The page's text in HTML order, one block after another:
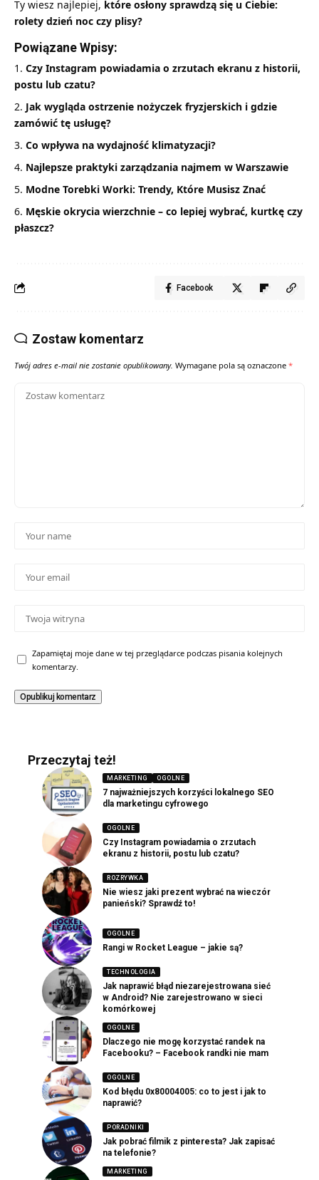
Ty wiesz najlepiej, które osłony sprawdzą się u Ciebie:
rolety dzień noc czy plisy?
Powiązane Wpisy:
Czy Instagram powiadamia o zrzutach ekranu z historii,
postu lub czatu?
Jak wygląda ostrzenie nożyczek fryzjerskich i gdzie
zamówić tę usługę?
Co wpływa na wydajność klimatyzacji?
Najlepsze praktyki zarządzania najmem w Warszawie
Modne Torebki Worki: Trendy, Które Musisz Znać
Męskie okrycia wierzchnie – co lepiej wybrać, kurtkę czy
płaszcz?
Facebook
Zostaw komentarz
Twój adres e-mail nie zostanie opublikowany. Wymagane pola są oznaczone *
Zapamiętaj moje dane w tej przeglądarce podczas pisania kolejnych
komentarzy.
Przeczytaj też!
MARKETING OGOLNE
7 najważniejszych korzyści lokalnego SEO
dla marketingu cyfrowego
OGOLNE
Czy Instagram powiadamia o zrzutach
ekranu z historii, postu lub czatu?
ROZRYWKA
Nie wiesz jaki prezent wybrać na wieczór
panieński? Sprawdź to!
OGOLNE
Rangi w Rocket League – jakie są?
TECHNOLOGIA
Jak naprawić błąd niezarejestrowana sieć
w Android? Nie zarejestrowano w sieci
komórkowej
OGOLNE
Dlaczego nie mogę korzystać randek na
Facebooku? – Facebook randki nie mam
OGOLNE
Kod błędu 0x80004005: co to jest i jak to
naprawić?
PORADNIKI
Jak pobrać filmik z pinteresta? Jak zapisać
na telefonie?
MARKETING